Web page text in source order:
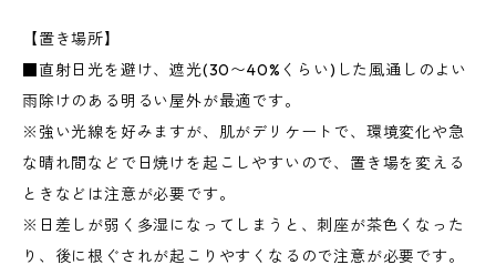
【置き場所】
■直射日光を避け、遮光(30〜40%くらい)した風通しのよい
雨除けのある明るい屋外が最適です。
※強い光線を好みますが、肌がデリケートで、環境変化や急
な晴れ間などで日焼けを起こしやすいので、置き場を変える
ときなどは注意が必要です。
※日差しが弱く多湿になってしまうと、刺座が茶色くなった
り、後に根ぐされが起こりやすくなるので注意が必要です。